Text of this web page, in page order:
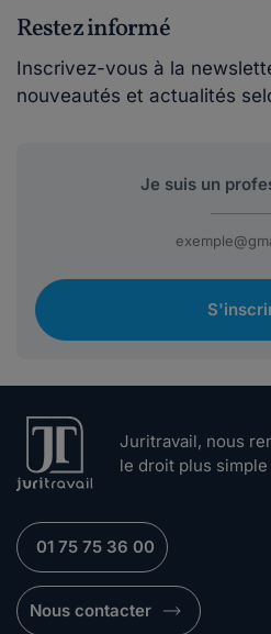
Restez informé
Inscrivez-vous à la
nouveautés et actualités
Juritravail, nous
le droit plus simple
01 75 75 36 00
Nous contacter